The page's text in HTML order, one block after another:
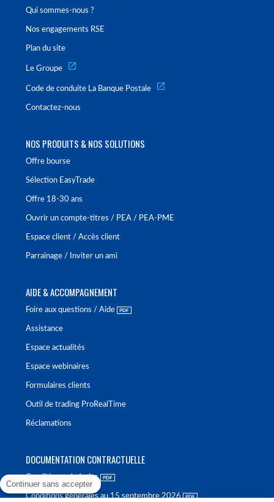
Qui sommes-nous ?
Nos engagements RSE
Plan du site
Le Groupe
Code de conduite La Banque Postale
Contactez-nous
NOS PRODUITS & NOS SOLUTIONS
Offre bourse
Sélection EasyTrade
Offre 18-30 ans
Ouvrir un compte-titres / PEA / PEA-PME
Espace client / Accès client
Parrainage / Inviter un ami
AIDE & ACCOMPAGNEMENT
Foire aux questions / Aide
Assistance
Espace actualités
Espace webinaires
Formulaires clients
Outil de trading ProRealTime
Réclamations
DOCUMENTATION CONTRACTUELLE
Conditions générales
Conditions générales au 15 septembre 2026
Continuer sans accepter